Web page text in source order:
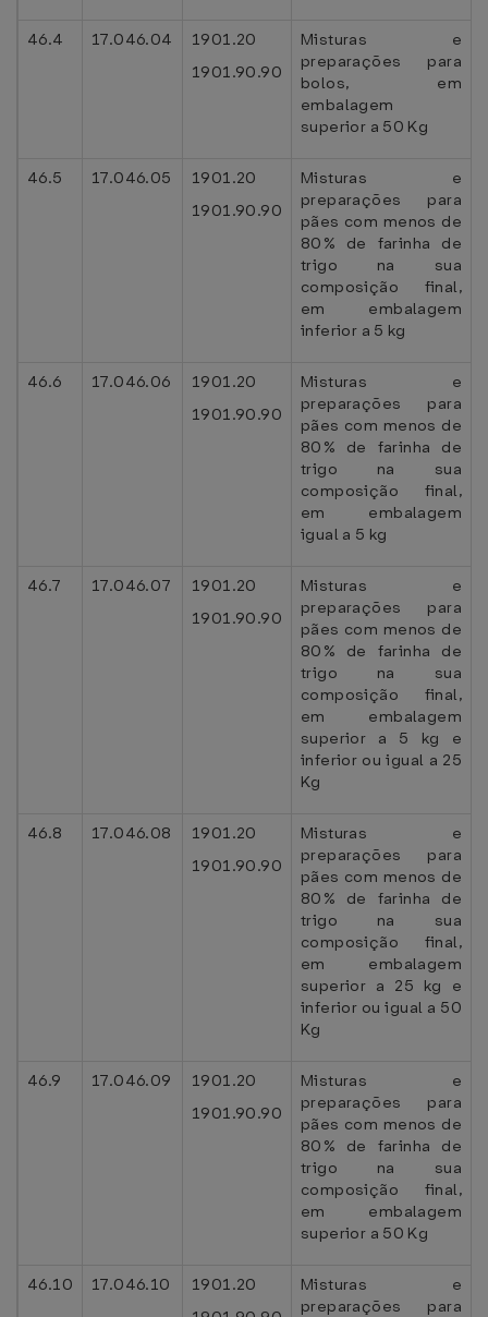
46.4 17.046.04
1901.20
1901.90.90
Misturas e
preparações para
bolos, em
embalagem
superior a 50 Kg
46.5 17.046.05
1901.20
1901.90.90
Misturas e
preparações para
pães com menos de
80% de farinha de
trigo na sua
composição final,
em embalagem
inferior a 5 kg
46.6 17.046.06
1901.20
1901.90.90
Misturas e
preparações para
pães com menos de
80% de farinha de
trigo na sua
composição final,
em embalagem
igual a 5 kg
46.7 17.046.07
1901.20
1901.90.90
Misturas e
preparações para
pães com menos de
80% de farinha de
trigo na sua
composição final,
em embalagem
superior a 5 kg e
inferior ou igual a 25
Kg
46.8 17.046.08
1901.20
1901.90.90
Misturas e
preparações para
pães com menos de
80% de farinha de
trigo na sua
composição final,
em embalagem
superior a 25 kg e
inferior ou igual a 50
Kg
46.9 17.046.09
1901.20
1901.90.90
Misturas e
preparações para
pães com menos de
80% de farinha de
trigo na sua
composição final,
em embalagem
superior a 50 Kg
46.10 17.046.10
1901.20
Misturas e
preparações para